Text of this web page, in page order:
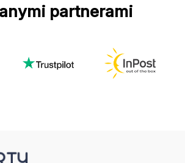
partnerami